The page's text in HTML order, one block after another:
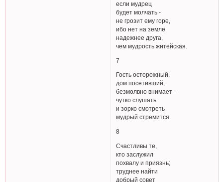
если мудрец
будет молчать -
не грозит ему горе,
ибо нет на земле
надежнее друга,
чем мудрость житейская.
7
Гость осторожный,
дом посетивший,
безмолвно внимает -
чутко слушать
и зорко смотреть
мудрый стремится.
8
Счастливы те,
кто заслужил
похвалу и приязнь;
труднее найти
добрый совет